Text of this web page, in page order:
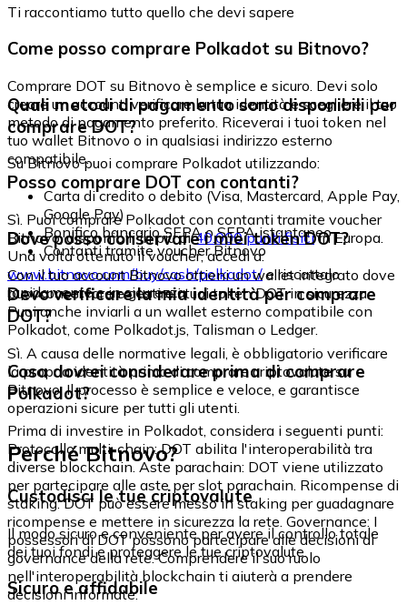
Ti raccontiamo tutto quello che devi sapere
Come posso comprare Polkadot su Bitnovo?
Comprare DOT su Bitnovo è semplice e sicuro. Devi solo
creare un account, verificare la tua identità e scegliere il tuo
metodo di pagamento preferito. Riceverai i tuoi token nel
tuo wallet Bitnovo o in qualsiasi indirizzo esterno
compatibile.
Quali metodi di pagamento sono disponibili per
comprare DOT?
Su Bitnovo puoi comprare Polkadot utilizzando:
Carta di credito o debito (Visa, Mastercard, Apple Pay,
Google Pay)
Bonifico bancario SEPA o SEPA istantaneo
Contanti tramite voucher Bitnovo
Posso comprare DOT con contanti?
Sì. Puoi comprare Polkadot con contanti tramite voucher
Bitnovo, disponibili in più di40.000 punti fisiciin Europa.
Una volta ottenuto il voucher, accedi a:
www.bitnovo.com/buy/cash/polkadot/e riscattalo
rapidamente e in sicurezza.
Dove posso conservare i miei token DOT?
Con il tuo account Bitnovo ottieni un wallet integrato dove
puoi conservare e gestire i tuoi token DOT in sicurezza.
Puoi anche inviarli a un wallet esterno compatibile con
Polkadot, come Polkadot.js, Talisman o Ledger.
Devo verificare la mia identità per comprare
DOT?
Sì. A causa delle normative legali, è obbligatorio verificare
la propria identità prima di comprare criptovalute su
Bitnovo. Il processo è semplice e veloce, e garantisce
operazioni sicure per tutti gli utenti.
Cosa dovrei considerare prima di comprare
Polkadot?
Prima di investire in Polkadot, considera i seguenti punti:
Protocollo multi-chain: DOT abilita l'interoperabilità tra
diverse blockchain. Aste parachain: DOT viene utilizzato
per partecipare alle aste per slot parachain. Ricompense di
staking: DOT può essere messo in staking per guadagnare
ricompense e mettere in sicurezza la rete. Governance: I
possessori di DOT possono partecipare alle decisioni di
governance della rete. Comprendere il suo ruolo
nell'interoperabilità blockchain ti aiuterà a prendere
decisioni informate.
Perché Bitnovo?
Custodisci le tue criptovalute
Il modo sicuro e conveniente per avere il controllo totale
dei tuoi fondi e proteggere le tue criptovalute.
Sicuro e affidabile